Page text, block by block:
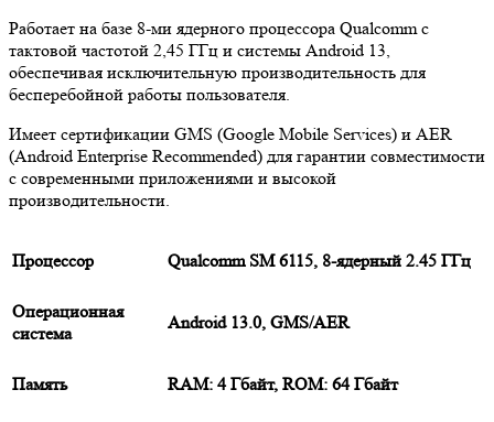
Работает на базе 8-ми ядерного процессора Qualcomm с
тактовой частотой 2,45 ГГц и системы Android 13,
обеспечивая исключительную производительность для
бесперебойной работы пользователя.
Имеет сертификации GMS (Google Mobile Services) и AER
(Android Enterprise Recommended) для гарантии совместимости
с современными приложениями и высокой
производительности.
Процессор Qualcomm SM 6115, 8-ядерный 2.45 ГГц
Операционная
система
Android 13.0, GMS/AER
Память RAM: 4 Гбайт, ROM: 64 Гбайт